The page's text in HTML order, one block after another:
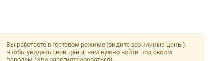
Вы работаете в гостевом режиме (видите розничные цены).
Чтобы увидеть свои цены, вам нужно войти под своим
паролем (или зарегистрироваться).